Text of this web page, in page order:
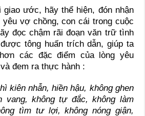
ước, hãy thể hiện, đón nhận
vợ chồng, con cái trong cuộc
đọc chậm rãi đoạn văn trữ tình
tông huấn trích dẫn, giúp ta
các đặc điểm của lòng yêu
đem ra thực hành :
kiên nhẫn, hiền hậu, không ghen
vang, không tự đắc, không làm
tìm tư lợi, không nóng giận,